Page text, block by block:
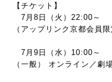
【チケット】
7月8日（火）22:00～
（アップリンク京都会員
7月9日（水）10:00～
（一般） オンライン／劇